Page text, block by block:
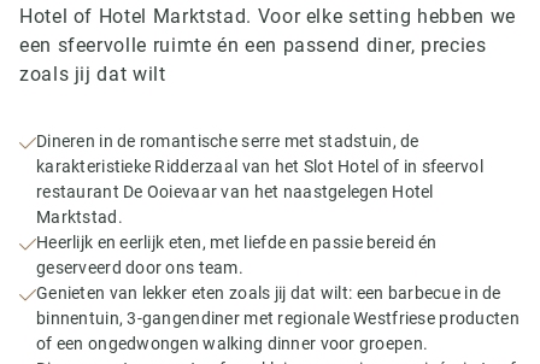
Hotel of Hotel Marktstad. Voor elke setting hebben we
een sfeervolle ruimte én een passend diner, precies
zoals jij dat wilt
Dineren in de romantische serre met stadstuin, de
karakteristieke Ridderzaal van het Slot Hotel of in sfeervol
restaurant De Ooievaar van het naastgelegen Hotel
Marktstad.
Heerlijk en eerlijk eten, met liefde en passie bereid én
geserveerd door ons team.
Genieten van lekker eten zoals jij dat wilt: een barbecue in de
binnentuin, 3-gangendiner met regionale Westfriese producten
of een ongedwongen walking dinner voor groepen.